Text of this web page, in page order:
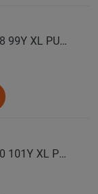
COMFORSER Автошина 255/40 ZR18 99Y XL PURESPEED лето
COMFORSER Автошина 255/40 ZR20 101Y XL PURESPEED лето